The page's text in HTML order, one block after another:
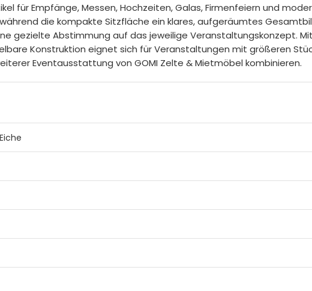
für Empfänge, Messen, Hochzeiten, Galas, Firmenfeiern und
die kompakte Sitzfläche ein klares, aufgeräumtes
gezielte Abstimmung auf das jeweilige Veranstaltungskonzept.
Konstruktion eignet sich für Veranstaltungen mit größeren
Eventausstattung von GOMI Zelte & Mietmöbel kombinieren.